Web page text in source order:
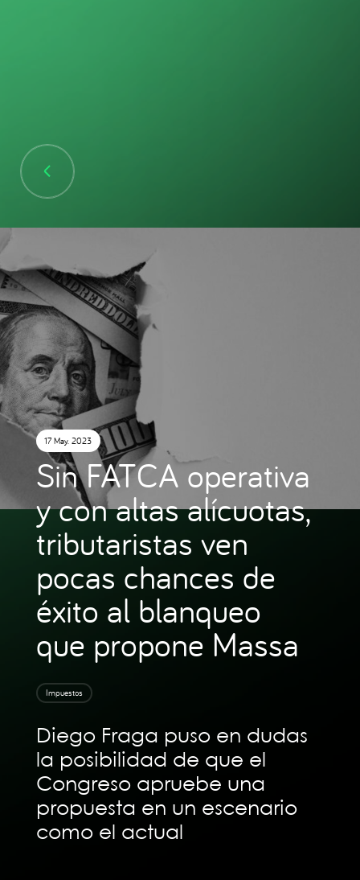
17 May. 2023
Sin FATCA operativa
y con altas alícuotas,
tributaristas ven
pocas chances de
éxito al blanqueo
que propone Massa
Impuestos
Diego Fraga puso en dudas
la posibilidad de que el
Congreso apruebe una
propuesta en un escenario
como el actual